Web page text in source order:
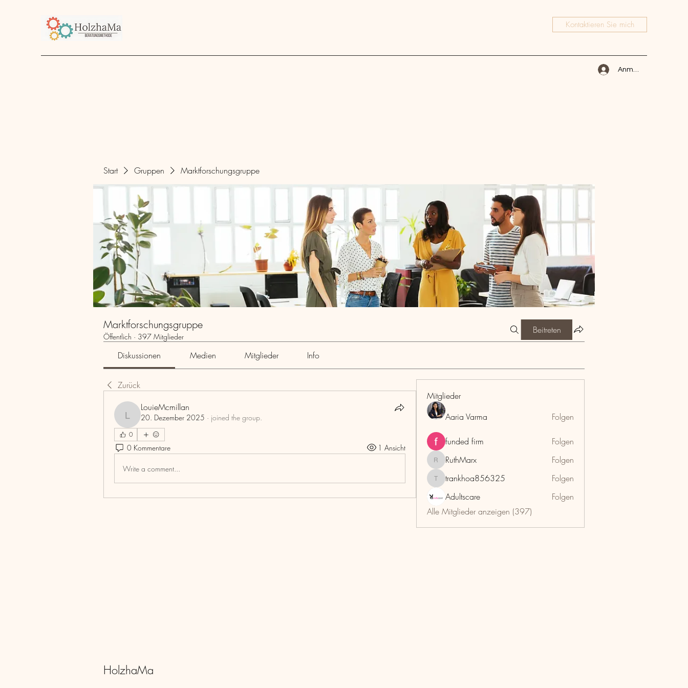
Kontaktieren Sie mich
Anmelden
Start Gruppen Marktforschungsgruppe
Marktforschungsgruppe
Öffentlich · 397 Mitglieder
Beitreten
Diskussionen Medien Mitglieder Info
Zurück
LouieMcmillan
LouieMcmillan
20. Dezember 2025 · joined the group.
0
0 Kommentare 1 Ansicht
Write a comment...
Mitglieder
Aaria Varma
Folgen
funded firm Folgen
RuthMarx
RuthMarx Folgen
trankhoa856325
trankhoa856325
Folgen
Adultscare
Folgen
Alle Mitglieder anzeigen (397)
HolzhaMa